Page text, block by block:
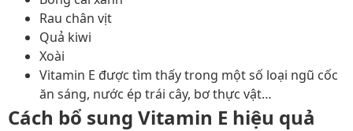
Rau chân vịt
Quả kiwi
Xoài
Vitamin E được tìm thấy trong một số loại ngũ cốc
ăn sáng, nước ép trái cây, bơ thực vật…
Cách bổ sung Vitamin E hiệu quả